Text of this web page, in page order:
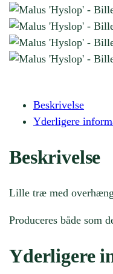
Beskrivelse
Yderligere
Beskrivelse
Lille træ med
Produceres både som
Yderligere